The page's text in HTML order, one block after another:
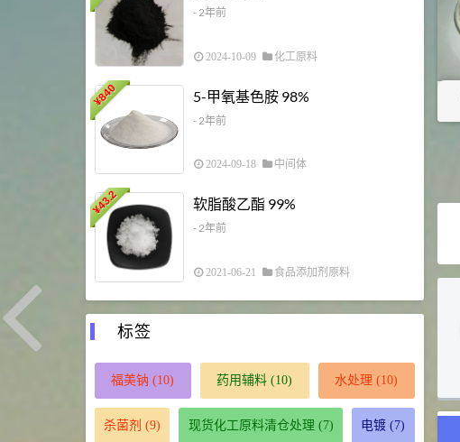
- 2年前
2024-10-09 化工原料
¥
840 5-甲氧基色胺 98%
- 2年前
2024-09-18 中间体
¥
43.2 软脂酸乙酯 99%
- 2年前
2021-06-21 食品添加剂原料
34.8
标签
福美钠 (10) 药用辅料 (10) 水处理 (10)
杀菌剂 (9) 现货化工原料清仓处理 (7) 电镀 (7)